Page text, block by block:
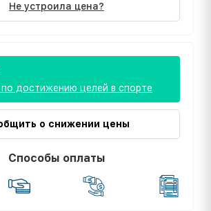
Не устроила цена?
по достижению целей в спорте
о снижении цены
Способы оплаты